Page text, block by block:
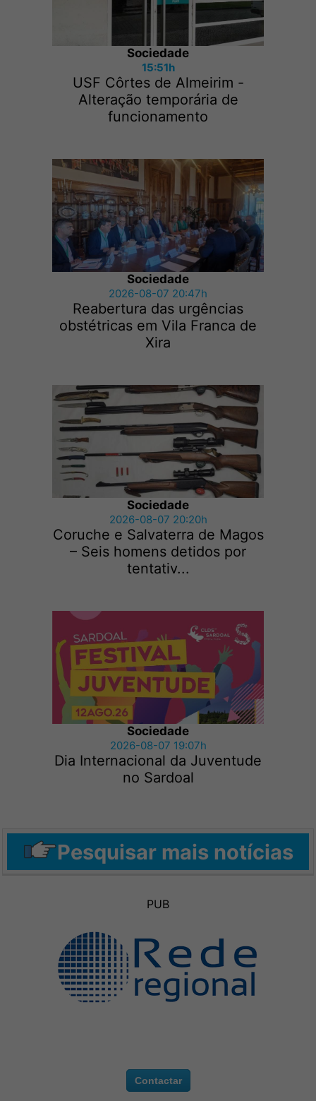
Sociedade
15:51h
USF Côrtes de Almeirim -
Alteração temporária de
funcionamento
Sociedade
2026-08-07 20:47h
Reabertura das urgências
obstétricas em Vila Franca de
Xira
Sociedade
2026-08-07 20:20h
Coruche e Salvaterra de Magos
– Seis homens detidos por
tentativ...
Sociedade
2026-08-07 19:07h
Dia Internacional da Juventude
no Sardoal
Pesquisar mais notícias
PUB
Contactar